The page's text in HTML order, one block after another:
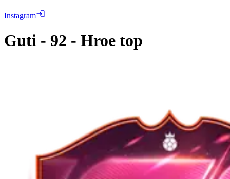
Instagram
Guti - 92 - Hroe top